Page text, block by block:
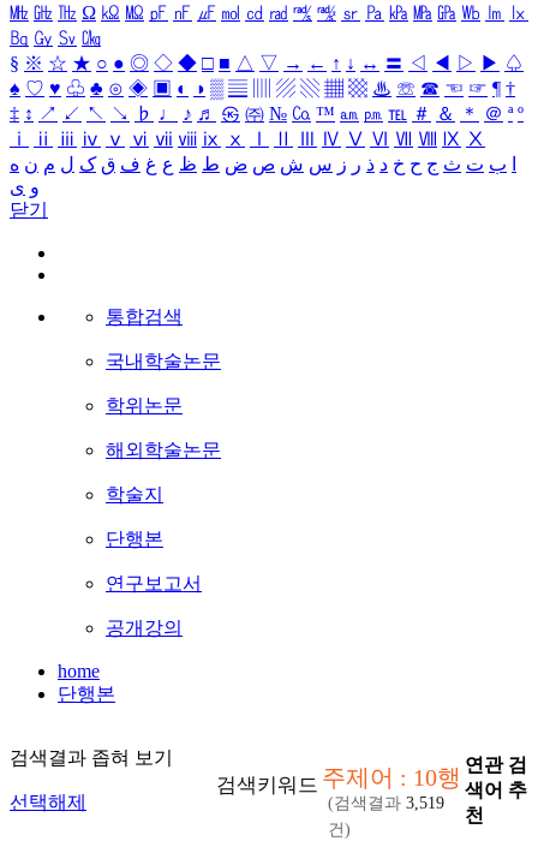
㎒ ㎓ ㎔ Ω ㏀ ㏁ ㎊ ㎋ ㎌ ㏖ ㏅ ㎭ ㎮ ㎯ ㏛ ㎩ ㎪ ㎫ ㎬ ㏝ ㏐
㏓
㏃ ㏉ ㏜ ㏆
§ ※ ☆ ★ ○ ● ◎ ◇ ◆ □ ■ △ ▽ → ← ↑ ↓ ↔ 〓 ◁ ◀ ▷ ▶ ♤
♠ ♡ ♥ ♧ ♣ ⊙ ◈ ▣ ◐ ◑ ▒ ▤ ▨ ▧ ▦ ▩ ♨ ☏ ☎ ☜ ☞ ¶ †
‡ ↕ ↗ ↙ ↖ ↘ ♭ ♩ ♪ ♬ ㉿ ㈜ № ㏇ ™ ㏂ ㏘ ℡ ＃ ＆ ＊ ＠ ª º
ⅰ
ⅱ ⅲ ⅳ ⅴ ⅵ ⅶ ⅷ ⅸ ⅹ Ⅳ Ⅴ Ⅵ Ⅶ Ⅷ Ⅸ Ⅹ
ب ت ث ج ح خ د ذ ر ز س ش ص ض ط ظ ع غ ف ق ک ل م ن ه
و ی
닫기
통합검색
국내학술논문
학위논문
해외학술논문
학술지
단행본
연구보고서
공개강의
home
단행본
검색결과 좁혀 보기
선택해제
검색키워드 주제어 : 10행
(검색결과 3,519
건)
연관 검
색어 추
천